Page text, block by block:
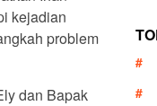
kejadian
problem
dan Bapak